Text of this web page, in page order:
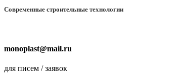
Современные строительные технологии
monoplast@mail.ru
для писем / заявок